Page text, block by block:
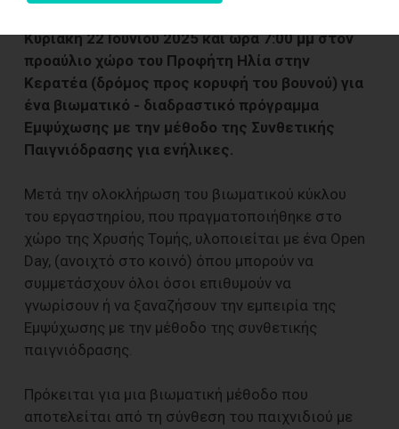
Κυριακή 22 Ιουνίου 2025 και ώρα 7:00 μμ στον
προαύλιο χώρο του Προφήτη Ηλία στην
Κερατέα (δρόμος προς κορυφή του βουνού) για
ένα βιωματικό - διαδραστικό πρόγραμμα
Εμψύχωσης με την μέθοδο της Συνθετικής
Παιγνιόδρασης για ενήλικες.
Μετά την ολοκλήρωση του βιωματικού κύκλου
του εργαστηρίου, που πραγματοποιήθηκε στο
χώρο της Χρυσής Τομής, υλοποιείται με ένα Open
Day, (ανοιχτό στο κοινό) όπου μπορούν να
συμμετάσχουν όλοι όσοι επιθυμούν να
γνωρίσουν ή να ξαναζήσουν την εμπειρία της
Εμψύχωσης με την μέθοδο της συνθετικής
παιγνιόδρασης.
Πρόκειται για μια βιωματική μέθοδο που
αποτελείται από τη σύνθεση του παιχνιδιού με